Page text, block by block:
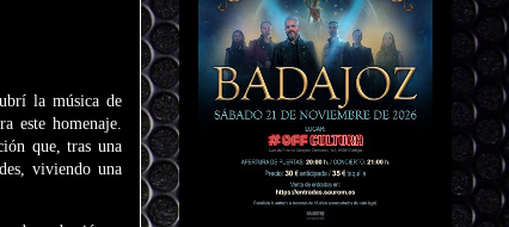
la música de
este homenaje.
que, tras una
viviendo una